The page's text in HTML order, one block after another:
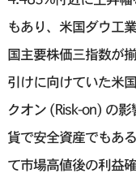
もあり、米国ダウ工
国主要株価三指数が
引けに向けていた米
クオン (Risk-on) の
貨で安全資産でもあ
て市場高値後の利益